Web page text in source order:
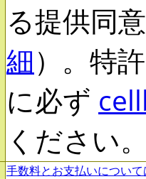
る提供同
細）。特
に必ず
ください
手数料とお支払いについ